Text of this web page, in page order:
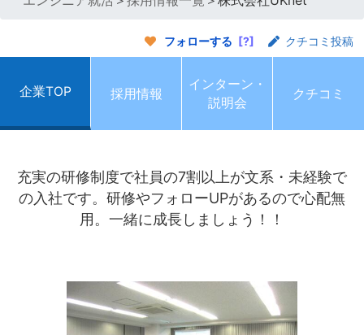
フォローする [?] クチコミ投稿
企業TOP 採用情報
インターン・
説明会
クチコミ
充実の研修制度で社員の7割以上が文系・未経験で
の入社です。研修やフォローUPがあるので心配無
用。一緒に成長しましょう！！